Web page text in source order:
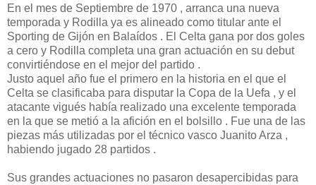
En el mes de Septiembre de 1970 , arranca una nueva
temporada y Rodilla ya es alineado como titular ante el
Sporting de Gijón en Balaídos . El Celta gana por dos goles
a cero y Rodilla completa una gran actuación en su debut
convirtiéndose en el mejor del partido .
Justo aquel año fue el primero en la historia en el que el
Celta se clasificaba para disputar la Copa de la Uefa , y el
atacante vigués había realizado una excelente temporada
en la que se metió a la afición en el bolsillo . Fue una de las
piezas más utilizadas por el técnico vasco Juanito Arza ,
habiendo jugado 28 partidos .
Sus grandes actuaciones no pasaron desapercibidas para